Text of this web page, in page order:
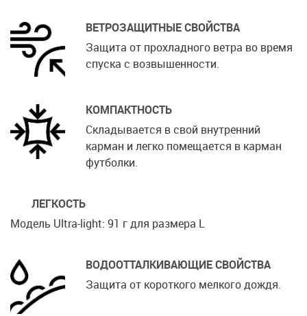
ВЕТРОЗАЩИТНЫЕ СВОЙСТВА
Защита от прохладного ветра во время
спуска с возвышенности.
КОМПАКТНОСТЬ
Складывается в свой внутренний
карман и легко помещается в карман
футболки.
ЛЕГКОСТЬ
Модель Ultra-light: 91 г для размера L
ВОДООТТАЛКИВАЮЩИЕ СВОЙСТВА
Защита от короткого мелкого дождя.